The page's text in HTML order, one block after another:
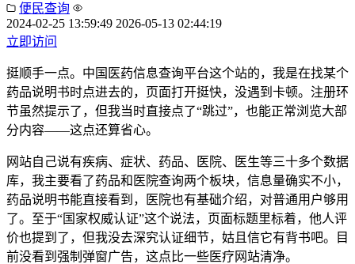
便民查询
2024-02-25 13:59:49 2026-05-13 02:44:19
立即访问
挺顺手一点。中国医药信息查询平台这个站的，我是在找某个
药品说明书时点进去的，页面打开挺快，没遇到卡顿。注册环
节虽然提示了，但我当时直接点了“跳过”，也能正常浏览大部
分内容——这点还算省心。
网站自己说有疾病、症状、药品、医院、医生等三十多个数据
库，我主要看了药品和医院查询两个板块，信息量确实不小，
药品说明书能直接看到，医院也有基础介绍，对普通用户够用
了。至于“国家权威认证”这个说法，页面标题里标着，他人评
价也提到了，但我没去深究认证细节，姑且信它有背书吧。目
前没看到强制弹窗广告，这点比一些医疗网站清净。